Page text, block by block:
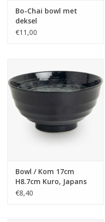
Bo-Chai bowl met
deksel
€11,00
Bowl / Kom 17cm
H8.7cm Kuro, Japans
€8,40